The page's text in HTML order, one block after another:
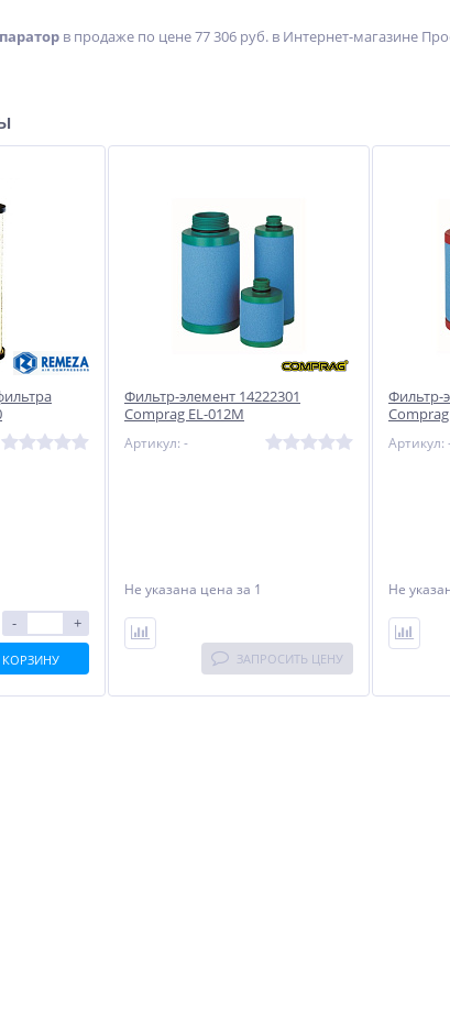
%
NEW
Опрессовочный насос
электрический «Автэкс»
Сварочный
в продаже по цене 77 306 руб. в Интернет-магазине
- +
КОРЗИНУ
Фильтр-элемент 14222301
Comprag EL-012M
Артикул: -
Не указана цена за 1
ЗАПРОСИТЬ ЦЕНУ
Фильтр-
Comprag
Артикул:
Не